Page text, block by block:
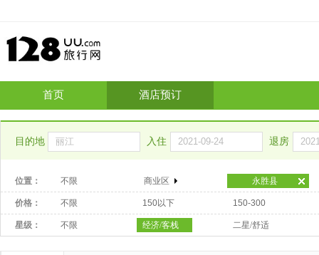
首页 酒店预订
目的地 入住 退房
位置： 不限 商业区 永胜县
价格： 不限 150以下 150-300
星级： 不限 经济/客栈 二星/舒适